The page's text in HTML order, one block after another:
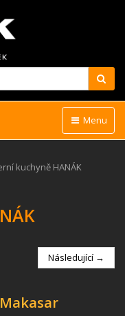
Menu
kuchyně HANÁK
Následující →